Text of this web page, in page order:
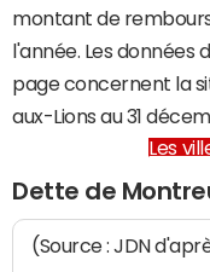
montant de
l'année. Les
page concernent la
aux-Lions au 31
Les
Dette de
(Source : JDN